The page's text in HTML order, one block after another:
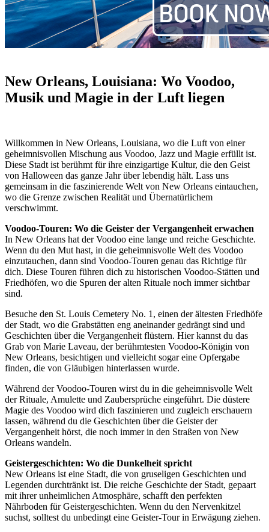
New Orleans, Louisiana: Wo Voodoo,
Musik und Magie in der Luft liegen
Willkommen in New Orleans, Louisiana, wo die Luft von einer
geheimnisvollen Mischung aus Voodoo, Jazz und Magie erfüllt ist.
Diese Stadt ist berühmt für ihre einzigartige Kultur, die den Geist
von Halloween das ganze Jahr über lebendig hält. Lass uns
gemeinsam in die faszinierende Welt von New Orleans eintauchen,
wo die Grenze zwischen Realität und Übernatürlichem
verschwimmt.
Voodoo-Touren: Wo die Geister der Vergangenheit erwachen
In New Orleans hat der Voodoo eine lange und reiche Geschichte.
Wenn du den Mut hast, in die geheimnisvolle Welt des Voodoo
einzutauchen, dann sind Voodoo-Touren genau das Richtige für
dich. Diese Touren führen dich zu historischen Voodoo-Stätten und
Friedhöfen, wo die Spuren der alten Rituale noch immer sichtbar
sind.
Besuche den St. Louis Cemetery No. 1, einen der ältesten Friedhöfe
der Stadt, wo die Grabstätten eng aneinander gedrängt sind und
Geschichten über die Vergangenheit flüstern. Hier kannst du das
Grab von Marie Laveau, der berühmtesten Voodoo-Königin von
New Orleans, besichtigen und vielleicht sogar eine Opfergabe
finden, die von Gläubigen hinterlassen wurde.
Während der Voodoo-Touren wirst du in die geheimnisvolle Welt
der Rituale, Amulette und Zaubersprüche eingeführt. Die düstere
Magie des Voodoo wird dich faszinieren und zugleich erschauern
lassen, während du die Geschichten über die Geister der
Vergangenheit hörst, die noch immer in den Straßen von New
Orleans wandeln.
Geistergeschichten: Wo die Dunkelheit spricht
New Orleans ist eine Stadt, die von gruseligen Geschichten und
Legenden durchtränkt ist. Die reiche Geschichte der Stadt, gepaart
mit ihrer unheimlichen Atmosphäre, schafft den perfekten
Nährboden für Geistergeschichten. Wenn du den Nervenkitzel
suchst, solltest du unbedingt eine Geister-Tour in Erwägung ziehen.